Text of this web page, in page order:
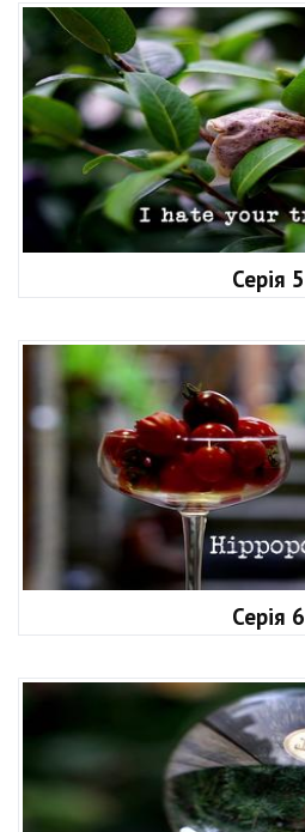
Серія 5
Серія 6